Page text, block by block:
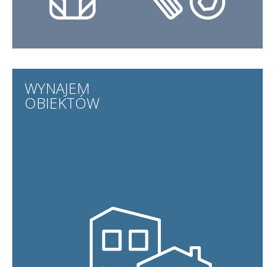
WYNAJEM
OBIEKTÓW